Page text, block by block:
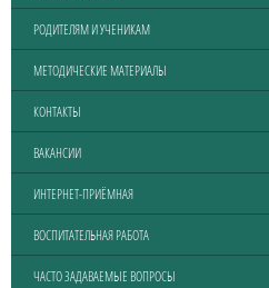
РОДИТЕЛЯМ И УЧЕНИКАМ
МЕТОДИЧЕСКИЕ МАТЕРИАЛЫ
КОНТАКТЫ
ВАКАНСИИ
ИНТЕРНЕТ-ПРИЁМНАЯ
ВОСПИТАТЕЛЬНАЯ РАБОТА
ЧАСТО ЗАДАВАЕМЫЕ ВОПРОСЫ